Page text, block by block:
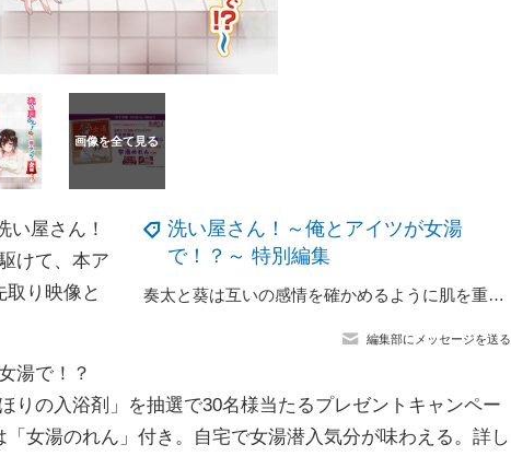
洗い屋さん！～俺とアイツが女湯
で！？～ 特別編集
奏太と葵は互いの感情を確かめるように肌を重ね……TVアニメ『洗い屋さん！～俺とアイツが女湯で！？～』第8話のあらすじ＆先行カットが到着
編集部にメッセージを送る
屋さん！
けて、本ア
取り映像と
湯で！？
の入浴剤」を抽選で30名様当たるプレゼントキャンペー
女湯のれん」付き。自宅で女湯潜入気分が味わえる。詳し